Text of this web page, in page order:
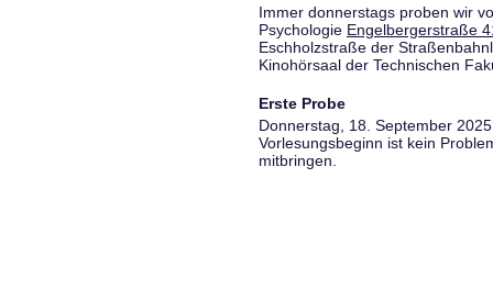
Immer donnerstags proben wir
Psychologie Engelbergerstraße
Eschholzstraße der
Kinohörsaal der Technischen
Erste Probe
Donnerstag, 18. September
Vorlesungsbeginn ist kein
mitbringen.